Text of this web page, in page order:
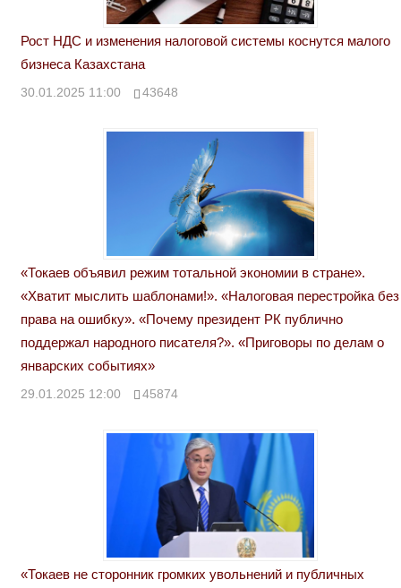
Рост НДС и изменения налоговой системы коснутся малого
бизнеса Казахстана
30.01.2025 11:00 43648
«Токаев объявил режим тотальной экономии в стране».
«Хватит мыслить шаблонами!». «Налоговая перестройка без
права на ошибку». «Почему президент РК публично
поддержал народного писателя?». «Приговоры по делам о
январских событиях»
29.01.2025 12:00 45874
«Токаев не сторонник громких увольнений и публичных